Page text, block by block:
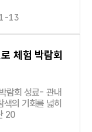
13
체험 박람회
람회 성료- 관내
의 기회를 넓히
20